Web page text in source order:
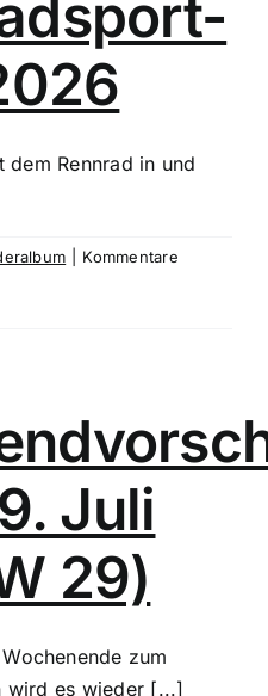
dem Rennrad in und
Kommentare
Juli
29)
zum
wird es wieder [...]